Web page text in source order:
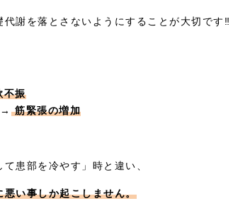
謝を落とさないようにすることが大切です‼
不振
筋緊張の増加
患部を冷やす」時と違い、
い事しか起こしません。